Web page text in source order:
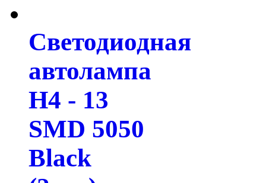
Светодиодная
автолампа
H4 - 13
SMD 5050
Black